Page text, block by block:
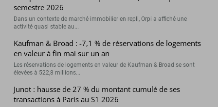
semestre 2026
Dans un contexte de marché immobilier en repli, Orpi a affiché une
activité quasi stable au...
Kaufman & Broad : -7,1 % de réservations de logements
en valeur à fin mai sur un an
Les réservations de logements en valeur de Kaufman & Broad se sont
élevées à 522,8 millions...
Junot : hausse de 27 % du montant cumulé de ses
transactions à Paris au S1 2026